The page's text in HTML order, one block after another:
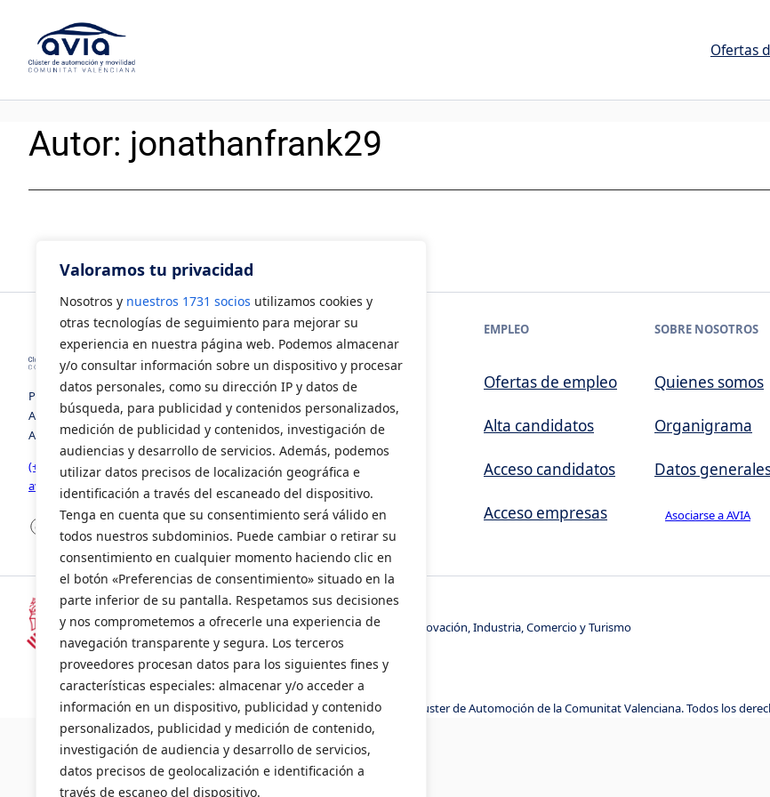
Valoramos tu privacidad
Nosotros y nuestros 1731 socios utilizamos cookies y
otras tecnologías de seguimiento para mejorar su
experiencia en nuestra página web. Podemos almacenar
y/o consultar información sobre un dispositivo y procesar
datos personales, como su dirección IP y datos de
búsqueda, para publicidad y contenidos personalizados,
medición de publicidad y contenidos, investigación de
audiencias y desarrollo de servicios. Además, podemos
utilizar datos precisos de localización geográfica e
identificación a través del escaneado del dispositivo.
Tenga en cuenta que su consentimiento será válido en
todos nuestros subdominios. Puede cambiar o retirar su
consentimiento en cualquier momento haciendo clic en
el botón «Preferencias de consentimiento» situado en la
parte inferior de su pantalla. Respetamos sus decisiones
y nos comprometemos a ofrecerle una experiencia de
navegación transparente y segura. Los terceros
proveedores procesan datos para los siguientes fines y
características especiales: almacenar y/o acceder a
información en un dispositivo, publicidad y contenido
personalizados, publicidad y medición de contenido,
investigación de audiencia y desarrollo de servicios,
datos precisos de geolocalización e identificación a
través de escaneo del dispositivo.
contenido
Ofertas
Autor: jonathanfrank29
Polígono Industrial Juan Carlos I.
Avenida de la Foia, número 8, edificio 3, 1º, puerta 2. 46440,
Almussafes, Valencia
(+34) 963 941 258
avia@avia.com.es
Facebook LinkedIn X
EMPLEO
Ofertas de empleo
Alta candidatos
Acceso candidatos
Acceso empresas
SOBRE NOSOTROS
Quienes somos
Organigrama
Datos
Asociarse a AVIA
Subvencionado por la Consellería de Innovación, Industria, Comercio y Turismo
(INENTI/2024/20)
©2024 AVIA, Cluster de Automoción de la Comunitat Valenciana. Todos los